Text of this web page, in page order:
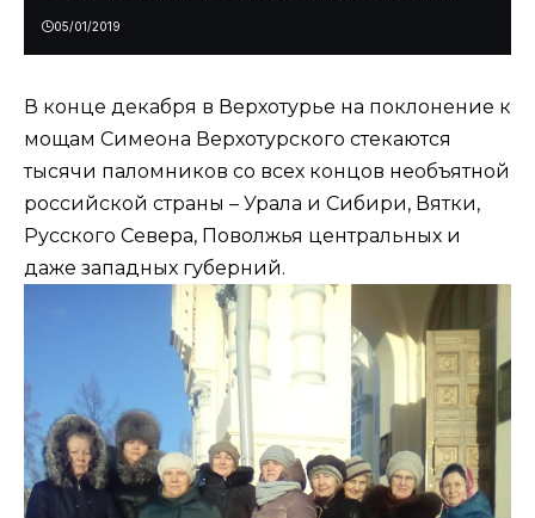
05/01/2019
В конце декабря в Верхотурье на поклонение к
мощам Симеона Верхотурского стекаются
тысячи паломников со всех концов необъятной
российской страны – Урала и Сибири, Вятки,
Русского Севера, Поволжья центральных и
даже западных губерний.